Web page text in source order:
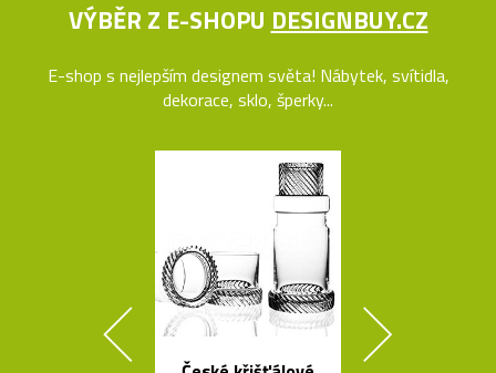
VÝBĚR Z E-SHOPU DESIGNBUY.CZ
E-shop s nejlepším designem světa! Nábytek, svítidla,
dekorace, sklo, šperky...